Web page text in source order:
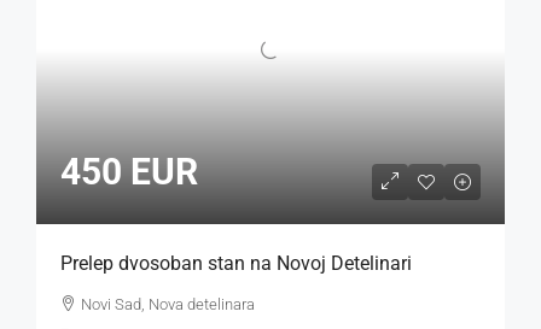
450 EUR
Prelep dvosoban stan na Novoj Detelinari
Novi Sad, Nova detelinara